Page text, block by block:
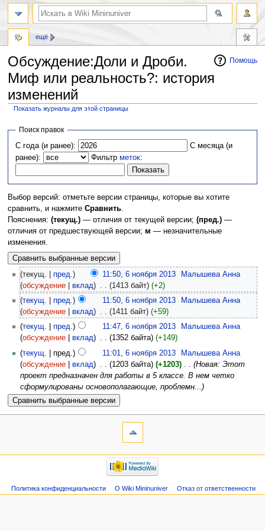
Помощь
Обсуждение:Доли и Дроби.
Миф или реальность?: история
изменений
Показать журналы для этой страницы
Перейти
навигации
Перейти
поиску
Поиск правок
С года (и ранее):
С месяца (и
ранее):
Фильтрметок:
Выбор версий: отметьте версии страницы, которые вы хотите
сравнить, и нажмите Сравнить.
Пояснения: (текущ.)— отличия от текущей версии; (пред.)—
отличия от предшествующей версии; м — незначительные
изменения.
(текущ. | пред. ) 11:50, 6 ноября 2013
Малышева Анна
(обсуждение вклад) (1413 байт) (+2)
(текущ. пред.) 11:50, 6 ноября 2013
Малышева Анна
(обсуждение вклад) . . (1411 байт) (+59)
(текущ. пред.) 11:47, 6 ноября 2013
Малышева Анна
(обсуждение вклад) . . (1352 байта) (+149)
(текущ. | пред.) 11:01, 6 ноября 2013
Малышева Анна
(обсуждение вклад) (1203 байта) (+1203)‎
(Новая: Этот
проект предназначен для работы в 5 классе. В нем четко
сформулированы основополагающие, проблемн...)
ещё
Политика конфиденциальности О Wiki Mininuniver Отказ от ответственности